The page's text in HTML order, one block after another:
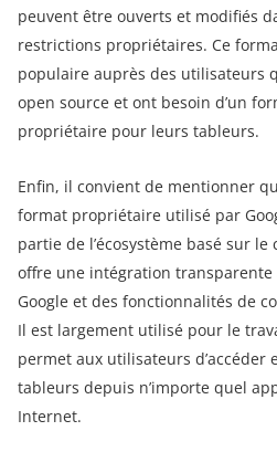
peuvent être ouverts et modifiés
restrictions propriétaires. Ce
populaire auprès des utilisateurs
open source et ont besoin d’un
propriétaire pour leurs tableurs.
Enfin, il convient de mentionner
format propriétaire utilisé par
partie de l’écosystème basé sur le
offre une intégration transparente
Google et des fonctionnalités de
Il est largement utilisé pour le
permet aux utilisateurs d’accéder
tableurs depuis n’importe quel
Internet.